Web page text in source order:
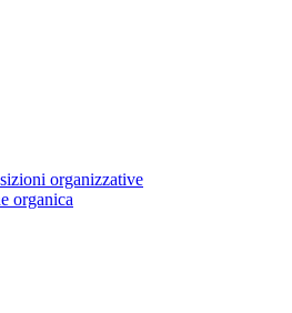
organizzative
organica